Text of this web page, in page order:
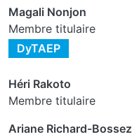
Magali Nonjon
Membre titulaire
DyTAEP
Héri Rakoto
Membre titulaire
Ariane Richard-Bossez